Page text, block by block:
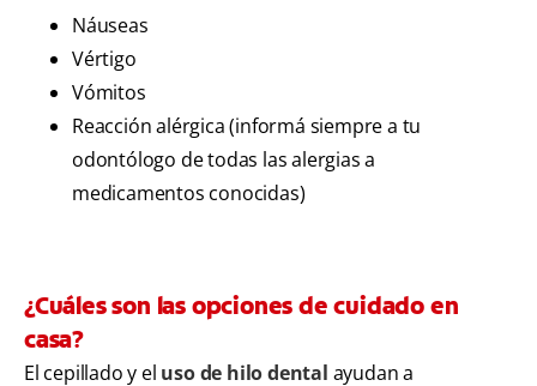
Náuseas
Vértigo
Vómitos
Reacción alérgica (informá siempre a tu
odontólogo de todas las alergias a
medicamentos conocidas)
¿Cuáles son las opciones de cuidado en
casa?
El cepillado y el uso de hilo dental ayudan a